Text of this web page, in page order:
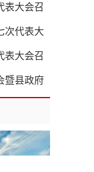
表大会召
次代表大
表大会召
暨县政府